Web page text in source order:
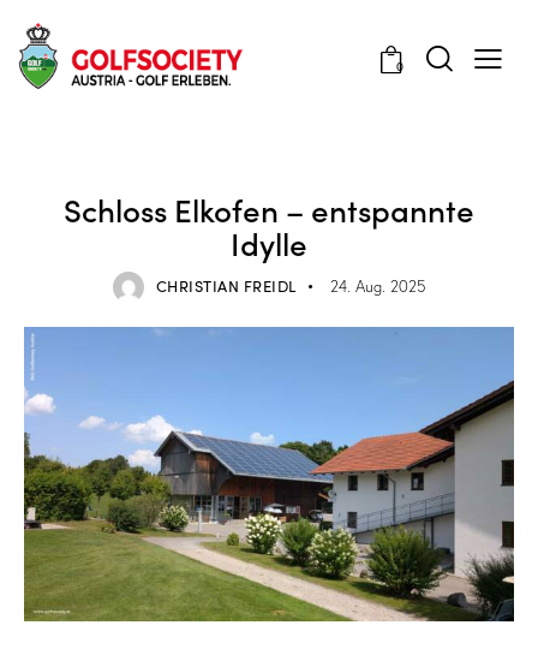
0
Schloss Elkofen – entspannte
Idylle
CHRISTIAN FREIDL 24. Aug. 2025